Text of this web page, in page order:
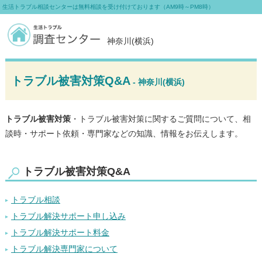
トラブル被害対策Q&A- 神奈川(横浜)
トラブル被害対策・トラブル被害対策に関するご質問について、相
談時・サポート依頼・専門家などの知識、情報をお伝えします。
トラブル被害対策Q&A
トラブル相談
トラブル解決サポート申し込み
トラブル解決サポート料金
トラブル解決専門家について
神奈川(横浜)
生活トラブル相談センターは無料相談を受け付けております（AM9時～PM8時）